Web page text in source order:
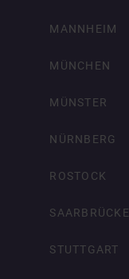
MANNHEIM
MÜNCHEN
MÜNSTER
NÜRNBERG
ROSTOCK
STUTTGART